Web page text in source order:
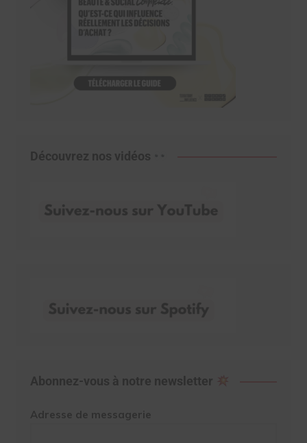
Découvrez nos vidéos
Abonnez-vous à notre newsletter
Adresse de messagerie